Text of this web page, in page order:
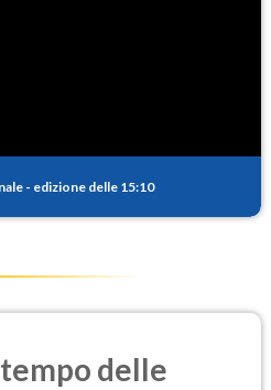
- edizione delle 15:10
delle